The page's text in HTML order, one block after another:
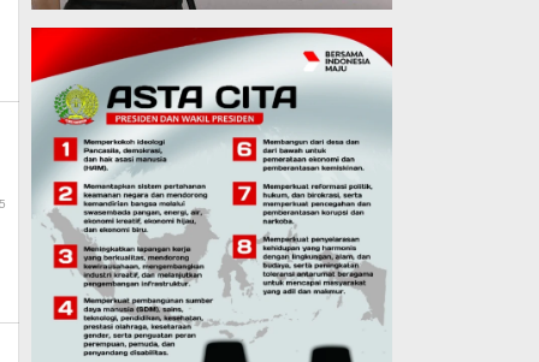
Admin_mk_news